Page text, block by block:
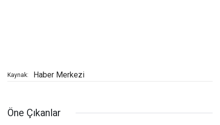
Kaynak: Haber Merkezi
Öne Çıkanlar